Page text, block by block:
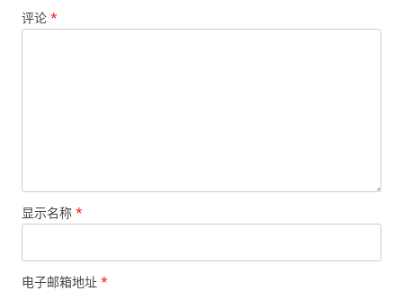
评论 *
显示名称 *
电子邮箱地址 *